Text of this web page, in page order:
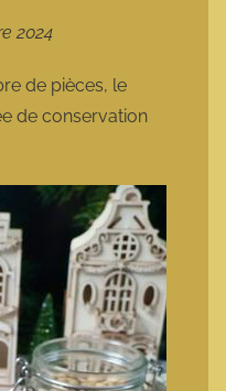
2024
de pièces, le
de conservation